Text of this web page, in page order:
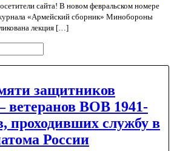
сайта! В новом февральском номере
«Армейский сборник» Минобороны
лекция […]
защитников
ВОВ 1941-
проходивших службу в
России